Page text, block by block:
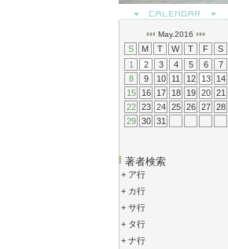
May.2016
S M T W T F
S
1
2 3 4 5 6
7
8
9 10 11 12 13
14
15
16 17 18 19 20
21
22
23 24 25 26 27
28
29
30 31
著者検索
+ ア行
+ カ行
+ サ行
+ タ行
+ ナ行